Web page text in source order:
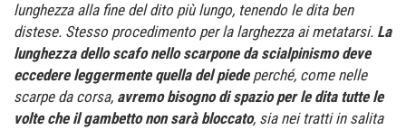
lunghezza alla fine del dito più lungo, tenendo le dita ben
distese. Stesso procedimento per la larghezza ai metatarsi. La
lunghezza dello scafo nello scarpone da scialpinismo deve
eccedere leggermente quella del piedeperché, come nelle
scarpe da corsa, avremo bisogno di spazio per le dita tutte le
volte che il gambetto non sarà bloccato, sia nei tratti in salita